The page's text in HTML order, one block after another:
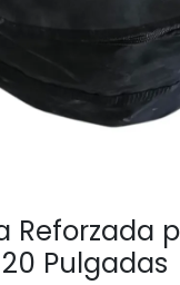
Reforzada
Pulgadas